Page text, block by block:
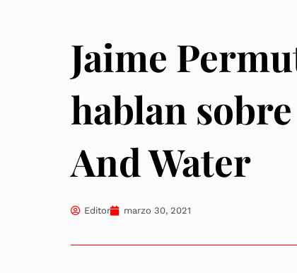
Jaime
hablan
And Water
Editor marzo 30, 2021